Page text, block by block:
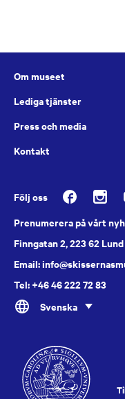
Om museet
Lediga tjänster
Press och media
Kontakt
Följ oss
Prenumerera på vårt
Finngatan 2, 223 62 Lund
Email:
Tel: +46 46 222 72 83
Svenska